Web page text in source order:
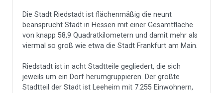
Die Stadt Riedstadt ist flächenmäßig die neunt
beansprucht Stadt in Hessen mit einer Gesamtfläche
von knapp 58,9 Quadratkilometern und damit mehr als
viermal so groß wie etwa die Stadt Frankfurt am Main.
Riedstadt ist in acht Stadtteile gegliedert, die sich
jeweils um ein Dorf herumgruppieren. Der größte
Stadtteil der Stadt ist Leeheim mit 7.255 Einwohnern,